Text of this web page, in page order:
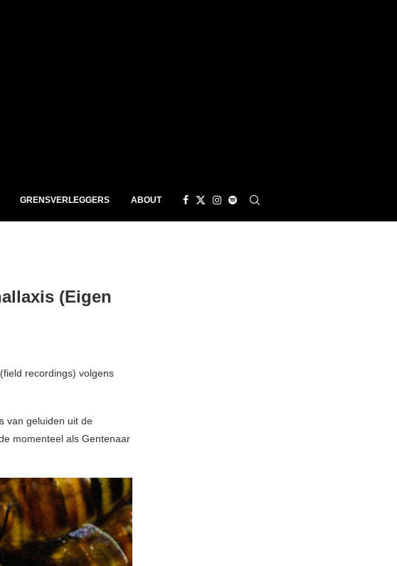
GRENSVERLEGGERS ABOUT
(Eigen
recordings) volgens
van geluiden uit de
momenteel als Gentenaar